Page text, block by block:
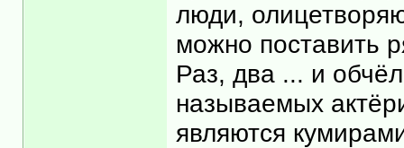
люди,
можно поставить
Раз, два ... и
называемых
являются